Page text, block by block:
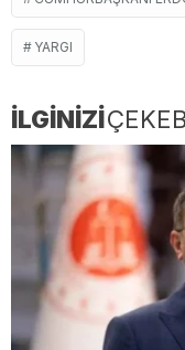
YARGI
İLGİNİZİ